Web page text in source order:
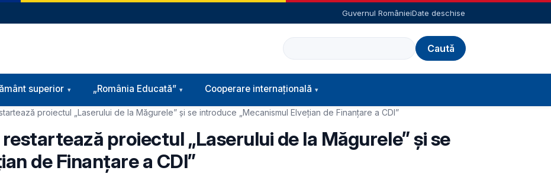
Guvernul RomânieiDate deschise
Caută
superior „România Educată” Cooperare internațională
proiectul „Laserului de la Măgurele” și se introduce „Mecanismul Elvețian de Finanțare a CDI”
proiectul „Laserului de la Măgurele” și se
de Finanțare a CDI”